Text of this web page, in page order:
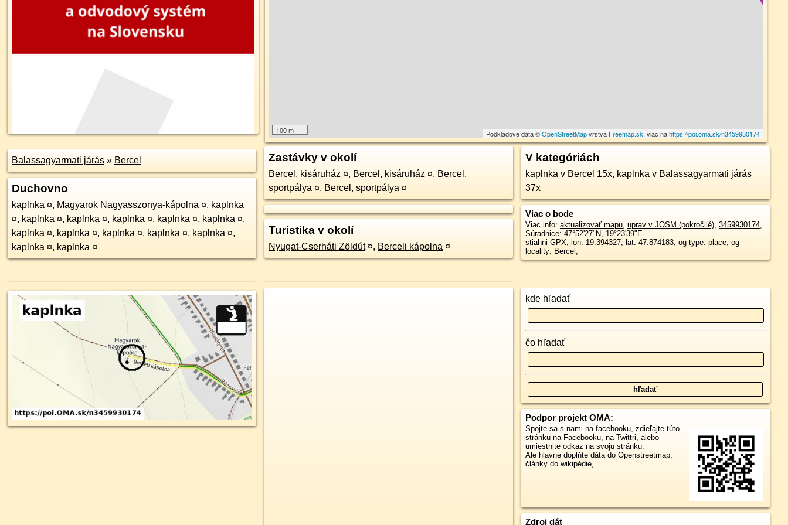
100 m Podkladové dáta ©OpenStreetMapvrstva Freemap.sk, viac nahttps://poi.oma.sk/n3459930174
Balassagyarmati járás » Bercel
Duchovno
kaplnka ¤, Magyarok Nagyasszonya-kápolna ¤, kaplnka
¤, kaplnka ¤, kaplnka ¤, kaplnka ¤, kaplnka ¤, kaplnka ¤,
kaplnka ¤, kaplnka ¤, kaplnka ¤, kaplnka ¤, kaplnka ¤,
kaplnka ¤, kaplnka ¤
Zastávky v okolí
Bercel, kisáruház ¤, Bercel, kisáruház ¤, Bercel,
sportpálya ¤, Bercel, sportpálya ¤
Turistika v okolí
Nyugat-Cserháti Zöldút ¤, Berceli kápolna ¤
V kategóriách
kaplnka v Bercel 15x, kaplnka v Balassagyarmati járás
37x
Viac o bode
Viac info: aktualizovať mapu, uprav v JOSM (pokročilé), 3459930174,
Súradnice: 47°52'27"N, 19°23'39"E
stiahni GPX, lon: 19.394327, lat: 47.874183, og type: place, og
locality: Bercel,
kde hľadať
čo hľadať
Podpor projekt OMA:
Spojte sa s nami na facebooku, zdieľajte túto
stránku na Facebooku, na Twittri, alebo
umiestnite odkaz na svoju stránku.
Ale hlavne doplňte dáta do Openstreetmap,
články do wikipédie, ...
Zdroj dát